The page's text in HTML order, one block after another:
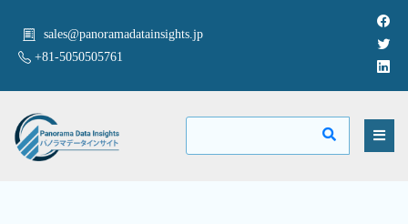
sales@panoramadatainsights.jp
+81-5050505761